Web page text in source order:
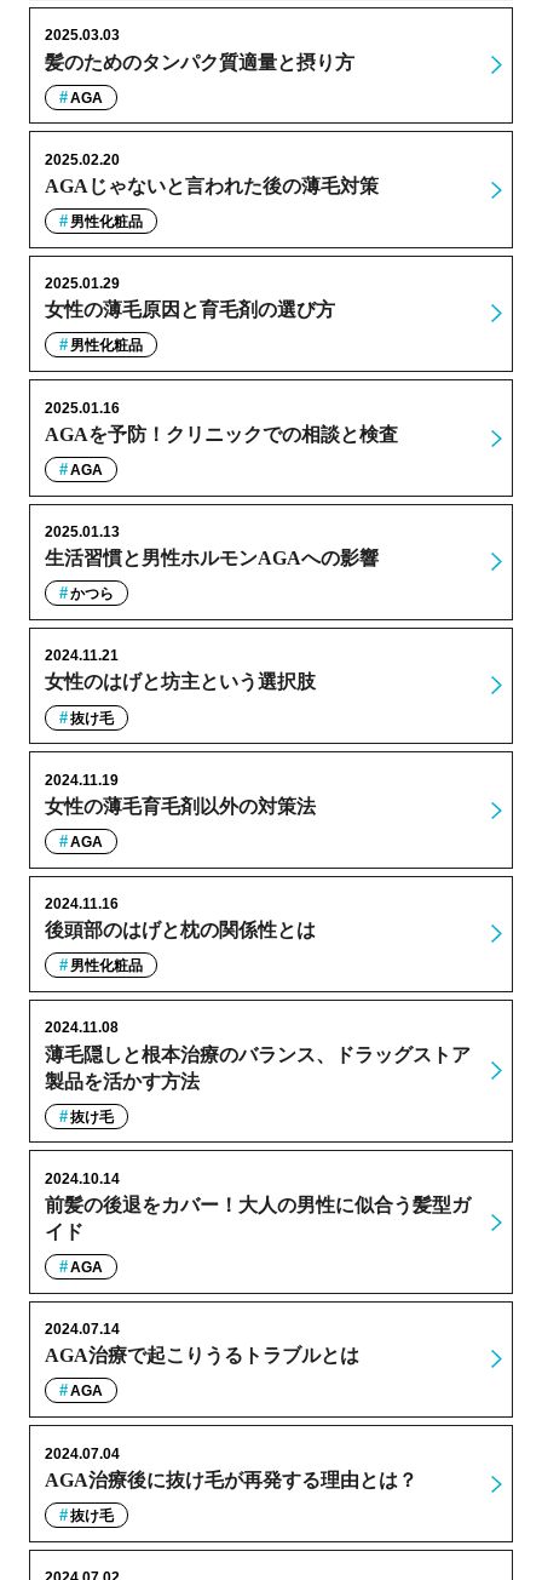
髪のためのタンパク質適量と摂り方
2025.03.03
AGA
AGAじゃないと言われた後の薄毛対策
2025.02.20
男性化粧品
女性の薄毛原因と育毛剤の選び方
2025.01.29
男性化粧品
AGAを予防！クリニックでの相談と検査
2025.01.16
AGA
生活習慣と男性ホルモンAGAへの影響
2025.01.13
かつら
女性のはげと坊主という選択肢
2024.11.21
抜け毛
女性の薄毛育毛剤以外の対策法
2024.11.19
AGA
後頭部のはげと枕の関係性とは
2024.11.16
男性化粧品
薄毛隠しと根本治療のバランス、ドラッグストア
製品を活かす方法
2024.11.08
抜け毛
前髪の後退をカバー！大人の男性に似合う髪型ガ
イド
2024.10.14
AGA
AGA治療で起こりうるトラブルとは
2024.07.14
AGA
AGA治療後に抜け毛が再発する理由とは？
2024.07.04
抜け毛